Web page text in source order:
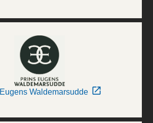
Waldemarsudde